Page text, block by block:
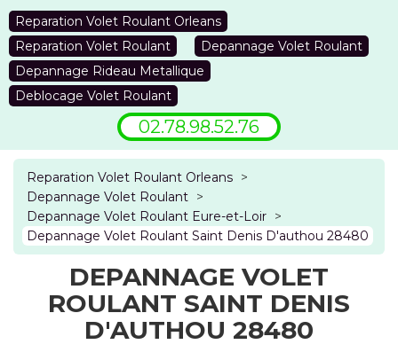
Reparation Volet Roulant Orleans
Reparation Volet Roulant
Depannage Volet Roulant
Depannage Rideau Metallique
Deblocage Volet Roulant
02.78.98.52.76
Reparation Volet Roulant Orleans >
Depannage Volet Roulant >
Depannage Volet Roulant Eure-et-Loir >
Depannage Volet Roulant Saint Denis D'authou 28480
DEPANNAGE VOLET
ROULANT SAINT DENIS
D'AUTHOU 28480